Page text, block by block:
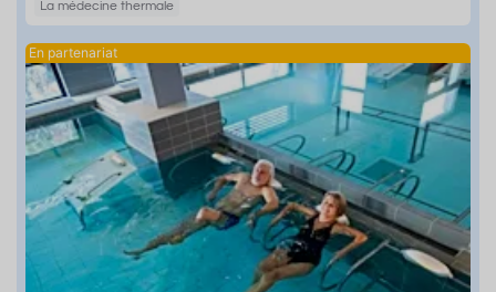
La médecine thermale